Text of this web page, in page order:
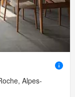
Alpes-